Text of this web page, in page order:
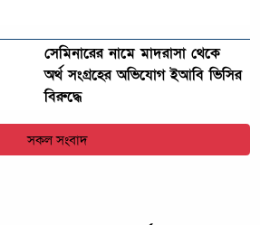
সেমিনারের নামে মাদরাসা থেকে
অর্থ সংগ্রহের অভিযোগ ইআবি ভিসির
বিরুদ্ধে
সকল সংবাদ